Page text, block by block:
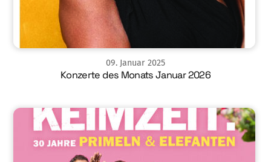
09. Januar 2025
Konzerte des Monats Januar 2026